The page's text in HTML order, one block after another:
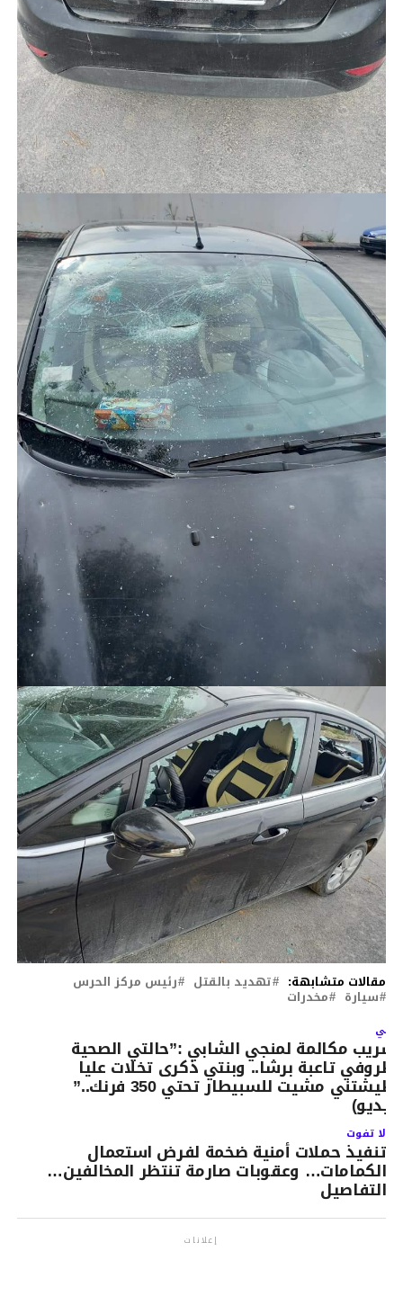
مقالات متشابهة: تهديد بالقتل رئيس مركز الحرس
سيارة مخدرات
مكالمة لمنجي الشابي :”حالتي الصحية
تاعبة برشا.. وبنتي ذكرى تخلات عليا
وطيشتني مشيت للسبيطار تحتي 350 فرنك..”
لا تفوت
تنفيذ حملات أمنية ضخمة لفرض استعمال
الكمامات… وعقوبات صارمة تنتظر المخالفين…
التفاصيل
إعلانات